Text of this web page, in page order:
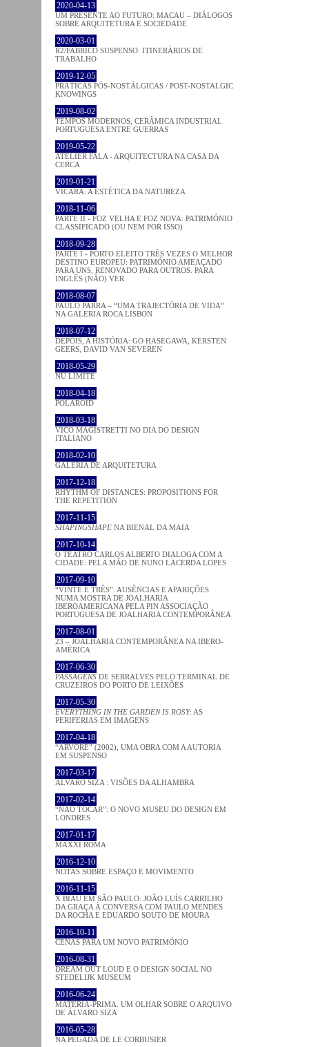
2020-04-13
UM PRESENTE AO FUTURO: MACAU – DIÁLOGOS
SOBRE ARQUITETURA E SOCIEDADE
2020-03-01
R2/FABRICO SUSPENSO: ITINERÁRIOS DE
TRABALHO
2019-12-05
PRÁTICAS PÓS-NOSTÁLGICAS / POST-NOSTALGIC
KNOWINGS
2019-08-02
TEMPOS MODERNOS, CERÂMICA INDUSTRIAL
PORTUGUESA ENTRE GUERRAS
2019-05-22
ATELIER FALA - ARQUITECTURA NA CASA DA
CERCA
2019-01-21
VICARA: A ESTÉTICA DA NATUREZA
2018-11-06
PARTE II - FOZ VELHA E FOZ NOVA: PATRIMÓNIO
CLASSIFICADO (OU NEM POR ISSO)
2018-09-28
PARTE I - PORTO ELEITO TRÊS VEZES O MELHOR
DESTINO EUROPEU: PATRIMÓNIO AMEAÇADO
PARA UNS, RENOVADO PARA OUTROS. PARA
INGLÊS (NÃO) VER
2018-08-07
PAULO PARRA – “UMA TRAJECTÓRIA DE VIDA”
NA GALERIA ROCA LISBON
2018-07-12
DEPOIS, A HISTÓRIA: GO HASEGAWA, KERSTEN
GEERS, DAVID VAN SEVEREN
2018-05-29
NU LIMITE
2018-04-18
POLAROID
2018-03-18
VICO MAGISTRETTI NO DIA DO DESIGN
ITALIANO
2018-02-10
GALERIA DE ARQUITETURA
2017-12-18
RHYTHM OF DISTANCES: PROPOSITIONS FOR
THE REPETITION
2017-11-15
SHAPINGSHAPE NA BIENAL DA MAIA
2017-10-14
O TEATRO CARLOS ALBERTO DIALOGA COM A
CIDADE: PELA MÃO DE NUNO LACERDA LOPES
2017-09-10
“VINTE E TRÊS”. AUSÊNCIAS E APARIÇÕES
NUMA MOSTRA DE JOALHARIA
IBEROAMERICANA PELA PIN ASSOCIAÇÃO
PORTUGUESA DE JOALHARIA CONTEMPORÂNEA
2017-08-01
23 – JOALHARIA CONTEMPORÂNEA NA IBERO-
AMÉRICA
2017-06-30
PASSAGENS DE SERRALVES PELO TERMINAL DE
CRUZEIROS DO PORTO DE LEIXÕES
2017-05-30
EVERYTHING IN THE GARDEN IS ROSY: AS
PERIFERIAS EM IMAGENS
2017-04-18
“ÁRVORE” (2002), UMA OBRA COM A AUTORIA
EM SUSPENSO
2017-03-17
ÁLVARO SIZA : VISÕES DA ALHAMBRA
2017-02-14
“NÃO TOCAR”: O NOVO MUSEU DO DESIGN EM
LONDRES
2017-01-17
MAXXI ROMA
2016-12-10
NOTAS SOBRE ESPAÇO E MOVIMENTO
2016-11-15
X BIAU EM SÃO PAULO: JOÃO LUÍS CARRILHO
DA GRAÇA À CONVERSA COM PAULO MENDES
DA ROCHA E EDUARDO SOUTO DE MOURA
2016-10-11
CENAS PARA UM NOVO PATRIMÓNIO
2016-08-31
DREAM OUT LOUD E O DESIGN SOCIAL NO
STEDELIJK MUSEUM
2016-06-24
MATÉRIA-PRIMA. UM OLHAR SOBRE O ARQUIVO
DE ÁLVARO SIZA
2016-05-28
NA PEGADA DE LE CORBUSIER